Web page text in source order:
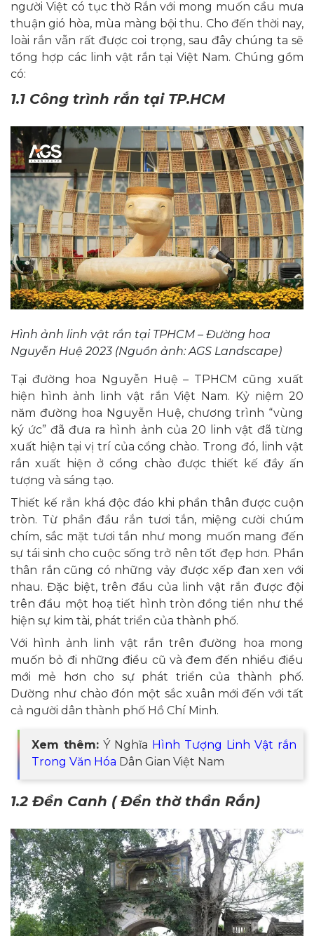
người Việt có tục thờ Rắn với mong muốn cầu mưa
thuận gió hòa, mùa màng bội thu. Cho đến thời nay,
loài rắn vẫn rất được coi trọng, sau đây chúng ta sẽ
tổng hợp các linh vật rắn tại Việt Nam. Chúng gồm
có:
1.1 Công trình rắn tại TP.HCM
Hình ảnh linh vật rắn tại TPHCM – Đường hoa
Nguyễn Huệ 2023 (Nguồn ảnh: AGS Landscape)
Tại đường hoa Nguyễn Huệ – TPHCM cũng xuất
hiện hình ảnh linh vật rắn Việt Nam. Kỷ niệm 20
năm đường hoa Nguyễn Huệ, chương trình “vùng
ký ức” đã đưa ra hình ảnh của 20 linh vật đã từng
xuất hiện tại vị trí của cổng chào. Trong đó, linh vật
rắn xuất hiện ở cổng chào được thiết kế đầy ấn
tượng và sáng tạo.
Thiết kế rắn khá độc đáo khi phần thân được cuộn
tròn. Từ phần đầu rắn tươi tắn, miệng cười chúm
chím, sắc mặt tươi tắn như mong muốn mang đến
sự tái sinh cho cuộc sống trở nên tốt đẹp hơn. Phần
thân rắn cũng có những vảy được xếp đan xen với
nhau. Đặc biệt, trên đầu của linh vật rắn được đội
trên đầu một hoạ tiết hình tròn đồng tiền như thể
hiện sự kim tài, phát triển của thành phố.
Với hình ảnh linh vật rắn trên đường hoa mong
muốn bỏ đi những điều cũ và đem đến nhiều điều
mới mẻ hơn cho sự phát triển của thành phố.
Dường như chào đón một sắc xuân mới đến với tất
cả người dân thành phố Hồ Chí Minh.
Xem thêm: Ý Nghĩa Hình Tượng Linh Vật rắn
Trong Văn Hóa Dân Gian Việt Nam
1.2 Đền Canh ( Đền thờ thần Rắn)